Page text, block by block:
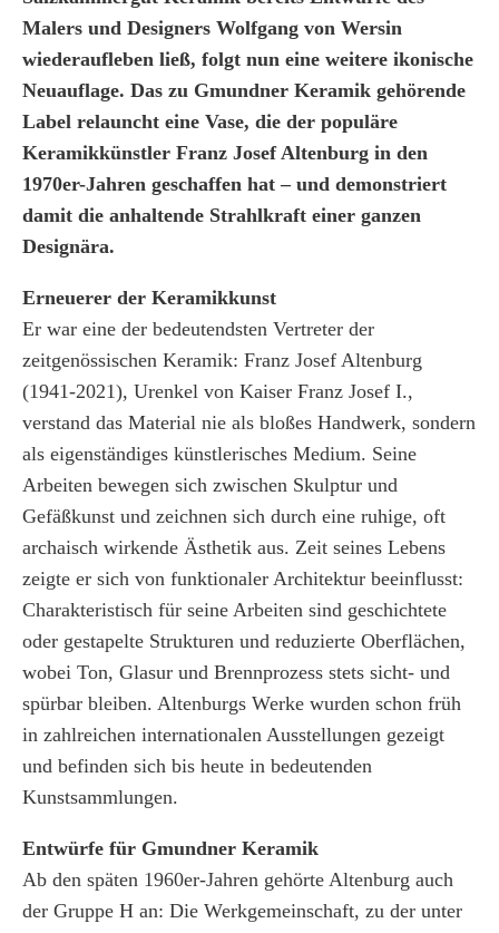
Malers und Designers Wolfgang von Wersin
wiederaufleben ließ, folgt nun eine weitere ikonische
Neuauflage. Das zu Gmundner Keramik gehörende
Label relauncht eine Vase, die der populäre
Keramikkünstler Franz Josef Altenburg in den
1970er-Jahren geschaffen hat – und demonstriert
damit die anhaltende Strahlkraft einer ganzen
Designära.
Erneuerer der Keramikkunst
Er war eine der bedeutendsten Vertreter der
zeitgenössischen Keramik: Franz Josef Altenburg
(1941-2021), Urenkel von Kaiser Franz Josef I.,
verstand das Material nie als bloßes Handwerk, sondern
als eigenständiges künstlerisches Medium. Seine
Arbeiten bewegen sich zwischen Skulptur und
Gefäßkunst und zeichnen sich durch eine ruhige, oft
archaisch wirkende Ästhetik aus. Zeit seines Lebens
zeigte er sich von funktionaler Architektur beeinflusst:
Charakteristisch für seine Arbeiten sind geschichtete
oder gestapelte Strukturen und reduzierte Oberflächen,
wobei Ton, Glasur und Brennprozess stets sicht- und
spürbar bleiben. Altenburgs Werke wurden schon früh
in zahlreichen internationalen Ausstellungen gezeigt
und befinden sich bis heute in bedeutenden
Kunstsammlungen.
Entwürfe für Gmundner Keramik
Ab den späten 1960er-Jahren gehörte Altenburg auch
der Gruppe H an: Die Werkgemeinschaft, zu der unter